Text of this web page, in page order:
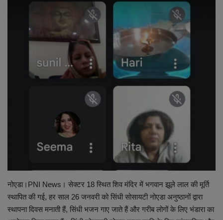
रोजगार
NEWS
नोएडा।PNI News। सेक्टर 18 स्थित शिव मंदिर में भगवान झूले लाल की मूर्ति
स्थापित की गई, हर साल 26 जनवरी को सिंधी सोसायटी नोएडा अनुष्ठानों द्वारा
स्थापना दिवस मनाती हैं, सिंधी भजन गाए जाते हैं और गरीब लोगों के लिए भंडारा का